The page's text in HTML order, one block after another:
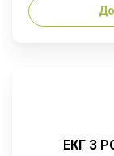
ЕКГ З